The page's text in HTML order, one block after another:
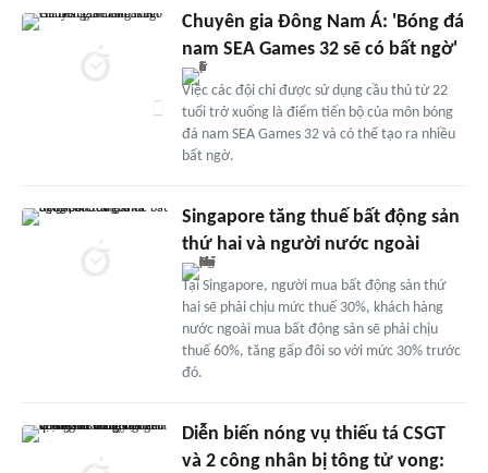
Chuyên gia Đông Nam Á: 'Bóng đá
nam SEA Games 32 sẽ có bất ngờ'
Việc các đội chỉ được sử dụng cầu thủ từ 22
tuổi trở xuống là điểm tiến bộ của môn bóng
đá nam SEA Games 32 và có thể tạo ra nhiều
bất ngờ.
Singapore tăng thuế bất động sản
thứ hai và người nước ngoài
Tại Singapore, người mua bất động sản thứ
hai sẽ phải chịu mức thuế 30%, khách hàng
nước ngoài mua bất động sản sẽ phải chịu
thuế 60%, tăng gấp đôi so với mức 30% trước
đó.
Diễn biến nóng vụ thiếu tá CSGT
và 2 công nhân bị tông tử vong: